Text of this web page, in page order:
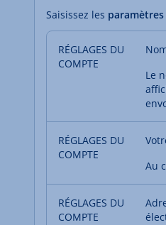
Saisissez les
Le
Au